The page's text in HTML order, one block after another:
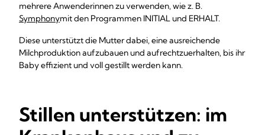
mehrere Anwenderinnen zu verwenden, wie z. B.
Symphonymit den Programmen INITIAL und ERHALT.
Diese unterstützt die Mutter dabei, eine ausreichende
Milchproduktion aufzubauen und aufrechtzuerhalten, bis ihr
Baby effizient und voll gestillt werden kann.
Stillen unterstützen: im